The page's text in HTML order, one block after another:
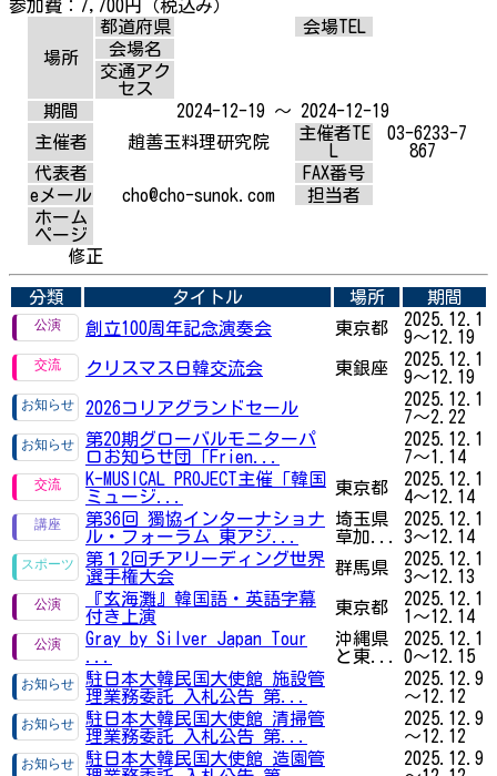
参加費：7,700円（税込み）
場所
都道府県
会場TEL
会場名
交通アク
セス
期間
2024-12-19 ～ 2024-12-19
主催者
趙善玉料理研究院
主催者TE
03-6233-7
867
代表者
FAX番号
eメール
cho@cho-sunok.com
担当者
ホーム
ページ
修正
分類 タイトル 場所
期間
創立100周年記念演奏会
東京都
2025.12.1
9～12.19
クリスマス日韓交流会
東銀座
2025.12.1
9～12.19
2026コリアグランドセール
2025.12.1
7～2.22
第20期グローバルモニターパ
ロお知らせ団「Frien...
2025.12.1
7～1.14
K-MUSICAL PROJECT主催「韓国
ミュージ...
東京都
2025.12.1
4～12.14
第36回 獨協インターナショナ
ル・フォーラム 東アジ...
埼玉県
草加...
2025.12.1
3～12.14
第１2回チアリーディング世界
選手権大会
群馬県
2025.12.1
3～12.13
『玄海灘』韓国語・英語字幕
付き上演
東京都
2025.12.1
1～12.14
Gray by Silver Japan Tour
沖縄県
と東...
2025.12.1
0～12.15
駐日本大韓民国大使館 施設管
理業務委託 入札公告 第...
2025.12.9
～12.12
駐日本大韓民国大使館 清掃管
理業務委託 入札公告 第...
2025.12.9
～12.12
駐日本大韓民国大使館 造園管
2025.12.9